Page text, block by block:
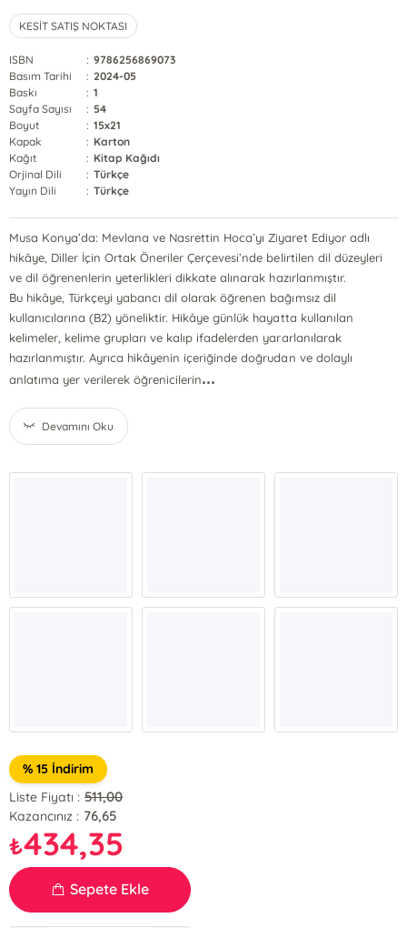
KESİT SATIŞ NOKTASI
ISBN : 9786256869073
Basım Tarihi
: 2024-05
Baskı
: 1
Sayfa Sayısı
: 54
Boyut
: 15x21
Kapak
: Karton
Kağıt
: Kitap Kağıdı
Orjinal Dili
: Türkçe
Yayın Dili
: Türkçe
Musa Konya’da: Mevlana ve Nasrettin Hoca’yı Ziyaret Ediyor adlı
hikâye, Diller İçin Ortak Öneriler Çerçevesi’nde belirtilen dil düzeyleri
ve dil öğrenenlerin yeterlikleri dikkate alınarak hazırlanmıştır.
Bu hikâye, Türkçeyi yabancı dil olarak öğrenen bağımsız dil
kullanıcılarına (B2) yöneliktir. Hikâye günlük hayatta kullanılan
kelimeler, kelime grupları ve kalıp ifadelerden yararlanılarak
hazırlanmıştır. Ayrıca hikâyenin içeriğinde doğrudan ve dolaylı
anlatıma yer verilerek öğrenicilerin...
Devamını Oku
% 15 İndirim
Liste Fiyatı : 511,00
Kazancınız : 76,65
₺434,35
Sepete Ekle